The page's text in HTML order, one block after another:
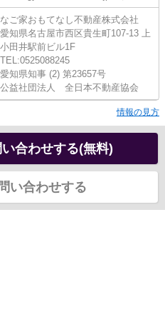
なご家おもてなし不動産株式会社
愛知県名古屋市西区貴生町107-13 上
小田井駅前ビル1F
TEL:0525088245
愛知県知事 (2) 第23657号
公益社団法人 全日本不動産協会
情報の見方
合わせする(無料)
い合わせする